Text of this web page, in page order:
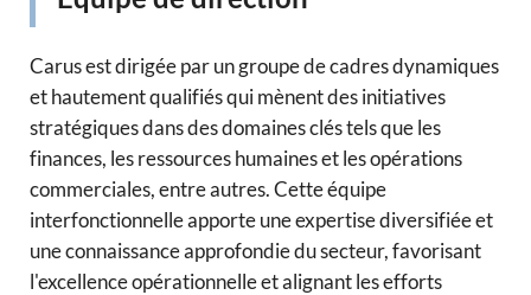
Carus est dirigée par un groupe de cadres dynamiques
et hautement qualifiés qui mènent des initiatives
stratégiques dans des domaines clés tels que les
finances, les ressources humaines et les opérations
commerciales, entre autres. Cette équipe
interfonctionnelle apporte une expertise diversifiée et
une connaissance approfondie du secteur, favorisant
l'excellence opérationnelle et alignant les efforts